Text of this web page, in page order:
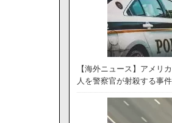
【海外ニュース】アメリ
人を警察官が射殺する事